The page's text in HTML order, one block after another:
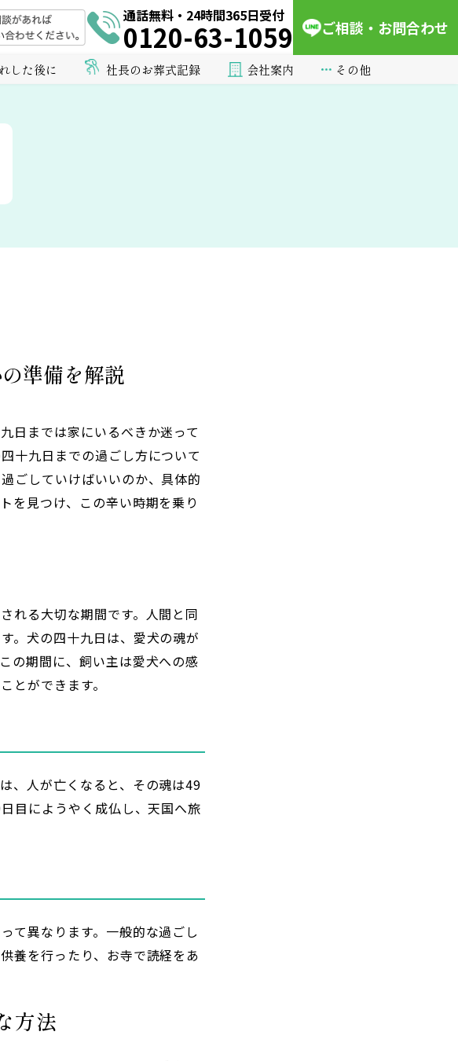
通話無料・24時間365日受付
0120-63-1059 ご相談・お問合わせ
した後に 社長のお葬式記録 会社案内 その他
準備を解説
日までは家にいるべきか迷って
十九日までの過ごし方について
ごしていけばいいのか、具体的
を見つけ、この辛い時期を乗り
れる大切な期間です。人間と同
。犬の四十九日は、愛犬の魂が
の期間に、飼い主は愛犬への感
とができます。
、人が亡くなると、その魂は49
目にようやく成仏し、天国へ旅
て異なります。一般的な過ごし
養を行ったり、お寺で読経をあ
方法